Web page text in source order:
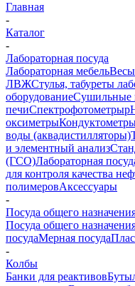
Главная
-
Каталог
-
Лабораторная посуда
Лабораторная мебельВесы
ЛВЖСтулья, табуреты
оборудованиеСушильные
печиСпектрофотометры
оксиметры
воды (аквадистилляторы)
и элементный анализ
(ГСО)Лабораторная
для контроля качества
полимеровАксессуары
-
Посуда общего
Посуда общего
посудаМерная посуда
-
Колбы
Банки для реактивов